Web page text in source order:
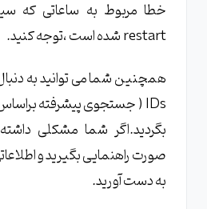
restart شده است ،توجه کنید.
همچنین شما می توانید به
بگردید.اگر شما مشکلی
صورت راهنمایی بگیرید و
به دست آورید.